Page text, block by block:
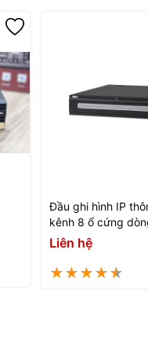
Đầu ghi hình IP
kênh 8 ổ cứng
DHI-NVR608H-64-
Liên hệ